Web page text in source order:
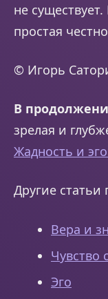
не
простая
© Игорь
В
зрелая и
Жадность и
Другие статьи
Вера и
Чувство
Эго